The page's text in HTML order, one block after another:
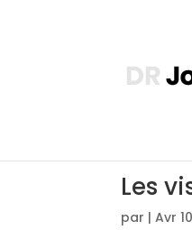
Les
par |Avr